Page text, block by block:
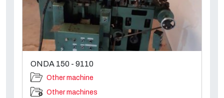
ONDA 150 - 9110
Other machine
Other machines